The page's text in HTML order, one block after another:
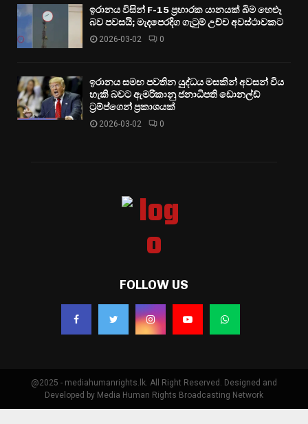
ඉරානය විසින් F-15 ප්‍රහාරක යානයක් බිම හෙළූ
බව පවසයි; මැදපෙරදිග ගැටුම් උච්ච අවස්ථාවකට
2026-03-02 0
ඉරානය සමඟ පවතින යුද්ධය මසකින් අවසන් විය
හැකි බවට ඇමරිකානු ජනාධිපති ඩොනල්ඩ්
ට්‍රම්ප්ගෙන් ප්‍රකාශයක්
2026-03-02 0
FOLLOW US
@2025 - mediahumanrights.lk. All Right Reserved. Designed and
Developed by Media Human Rights Broadcasting Network